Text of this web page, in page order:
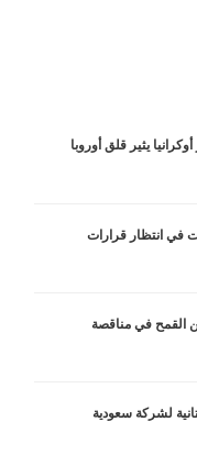
يثير قلق أوروبا
تتراجع 6 دولارات في انتظار قرارات
لشركة سعودية